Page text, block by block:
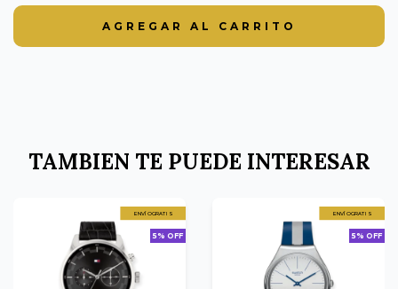
TAMBIEN TE PUEDE INTERESAR
ENVÍO GRATIS
5% OFF
ENVÍO GRATIS
5% OFF